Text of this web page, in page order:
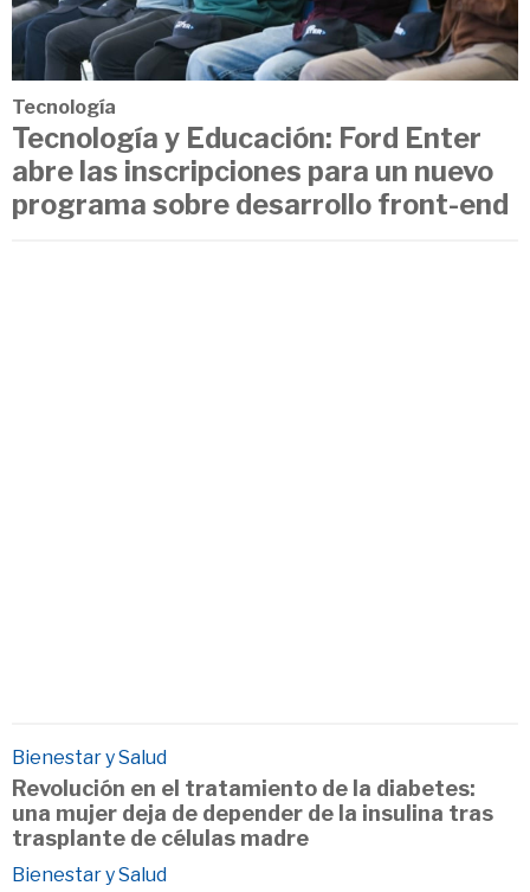
Tecnología
Tecnología y Educación: Ford Enter
abre las inscripciones para un nuevo
programa sobre desarrollo front-end
Bienestar y Salud
Revolución en el tratamiento de la diabetes:
una mujer deja de depender de la insulina tras
trasplante de células madre
Bienestar y Salud